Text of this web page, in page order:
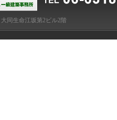
同生命江坂第2ビル2階